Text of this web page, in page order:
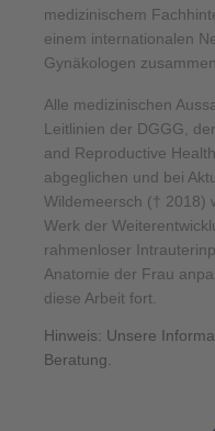
medizinischem
einem internationalen
Gynäkologen
Alle medizinischen
Leitlinien der DGGG,
and Reproductive
abgeglichen und bei
Wildemeersch († 2018)
Werk der
rahmenloser
Anatomie der Frau
diese Arbeit fort.
Hinweis: Unsere
Beratung.